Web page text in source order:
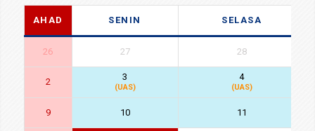
AHAD SENIN SELASA
26 27 28
2 3
(UAS)
4
(UAS)
9 10 11